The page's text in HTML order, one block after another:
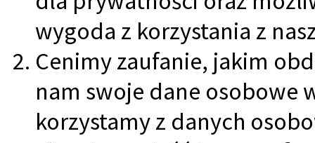
wygoda z korzystania z
Cenimy zaufanie, jakim
nam swoje dane osobowe
korzystamy z danych